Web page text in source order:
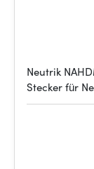
Neutrik
Stecker für